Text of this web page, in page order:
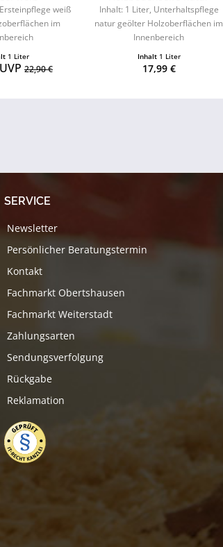
weiß
im
1 Liter
22,90 €
Inhalt: 1 Liter, Unterhaltspflege
natur geölter Holzoberflächen im
Innenbereich
Inhalt 1 Liter
17,99 €
SERVICE
Newsletter
Persönlicher Beratungstermin
Kontakt
Fachmarkt Obertshausen
Fachmarkt Weiterstadt
Zahlungsarten
Sendungsverfolgung
Rückgabe
Reklamation